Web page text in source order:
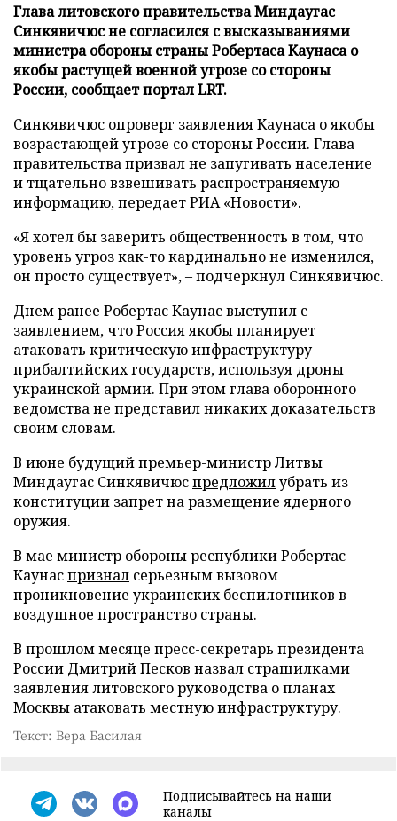
Глава литовского правительства Миндаугас
Синкявичюс не согласился с высказываниями
министра обороны страны Робертаса Каунаса о
якобы растущей военной угрозе со стороны
России, сообщает портал LRT.
Синкявичюс опроверг заявления Каунаса о якобы
возрастающей угрозе со стороны России. Глава
правительства призвал не запугивать население
и тщательно взвешивать распространяемую
информацию, передаетРИА «Новости».
«Я хотел бы заверить общественность в том, что
уровень угроз как-то кардинально не изменился,
он просто существует», – подчеркнул Синкявичюс.
Днем ранее Робертас Каунас выступил с
заявлением, что Россия якобы планирует
атаковать критическую инфраструктуру
прибалтийских государств, используя дроны
украинской армии. При этом глава оборонного
ведомства не представил никаких доказательств
своим словам.
В июне будущий премьер-министр Литвы
Миндаугас Синкявичюспредложилубрать из
конституции запрет на размещение ядерного
оружия.
В мае министр обороны республики Робертас
Каунаспризнал серьезным вызовом
проникновение украинских беспилотников в
воздушное пространство страны.
В прошлом месяце пресс-секретарь президента
России Дмитрий Песков назвал страшилками
заявления литовского руководства о планах
Москвы атаковать местную инфраструктуру.
Текст: Вера Басилая
Подписывайтесь на наши
каналы